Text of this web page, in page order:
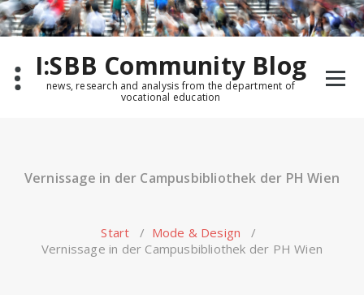
Zum
Inhalt
springen
I:SBB Community Blog
news, research and analysis from the department of
vocational education
Vernissage in der Campusbibliothek der PH Wien
Start / Mode & Design /
Vernissage in der Campusbibliothek der PH Wien